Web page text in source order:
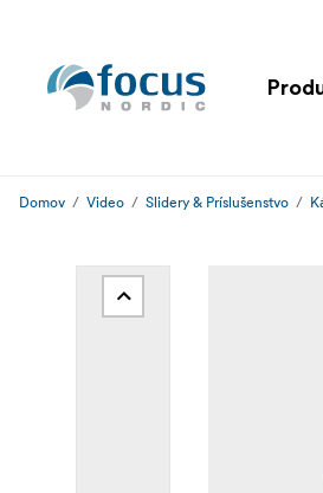
Domov Video Slidery & Príslušenstvo